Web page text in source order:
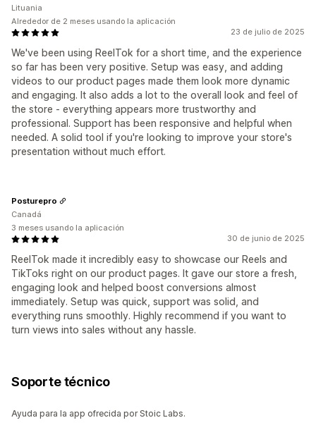
23 de julio de 2025
We've been using ReelTok for a short time, and the experience
so far has been very positive. Setup was easy, and adding
videos to our product pages made them look more dynamic
and engaging. It also adds a lot to the overall look and feel of
the store - everything appears more trustworthy and
professional. Support has been responsive and helpful when
needed. A solid tool if you're looking to improve your store's
presentation without much effort.
Lituania
Alrededor de 2 meses usando la aplicación
30 de junio de 2025
ReelTok made it incredibly easy to showcase our Reels and
TikToks right on our product pages. It gave our store a fresh,
engaging look and helped boost conversions almost
immediately. Setup was quick, support was solid, and
everything runs smoothly. Highly recommend if you want to
turn views into sales without any hassle.
Posturepro
Canadá
3 meses usando la aplicación
Soporte técnico
Ayuda para la app ofrecida por Stoic Labs.